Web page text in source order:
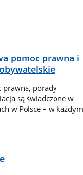
pomoc prawna i
prawna, porady
są świadczone w
w Polsce – w każdym